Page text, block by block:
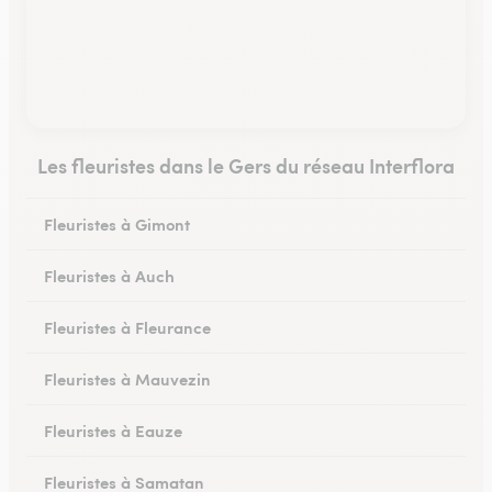
Les fleuristes dans le Gers du réseau Interflora
Fleuristes à Gimont
Fleuristes à Auch
Fleuristes à Fleurance
Fleuristes à Mauvezin
Fleuristes à Eauze
Fleuristes à Samatan